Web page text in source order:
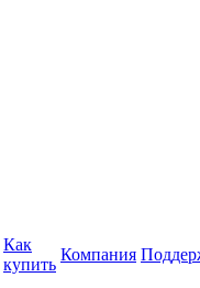
Как
купить
Компания